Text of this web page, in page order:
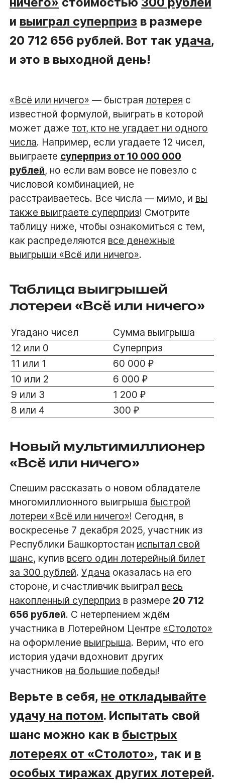
и выиграл суперприз в размере
20 712 656 рублей. Вот такудача,
и это в выходной день!
«Всё или ничего» — быстрая лотерея с
известной формулой, выиграть в которой
может даже тот, кто не угадает ни одного
числа. Например, если угадаете 12 чисел,
выиграете суперприз от 10 000 000
рублей, но если вам вовсе не повезло с
числовой комбинацией, не
расстраиваетесь. Все числа — мимо, и вы
также выиграете суперприз! Смотрите
таблицу ниже, чтобы ознакомиться с тем,
как распределяются все денежные
выигрыши «Всё или ничего».
Таблица выигрышей
лотереи «Всё или ничего»
Угадано чисел
Сумма выигрыша
12 или 0
Суперприз
11 или 1
60 000 ₽
10 или 2
6 000 ₽
9 или 3
1 200 ₽
8 или 4
300 ₽
Новый мультимиллионер
«Всё или ничего»
Спешим рассказать о новом обладателе
многомиллионного выигрыша быстрой
лотереи «Всё или ничего»! Сегодня, в
воскресенье 7 декабря 2025, участник из
Республики Башкортостан испытал свой
шанс, купив всего один лотерейный билет
за 300 рублей.Удача оказалась на его
стороне, и счастливчик выиграл весь
накопленный суперприз в размере 20 712
656 рублей. С нетерпением ждём
участника в Лотерейном Центре «Столото»
на оформление выигрыша. Верим, что его
история удачи вдохновит других
участников на большие победы!
Верьте в себя, не откладывайте
удачу на потом. Испытать свой
шанс можно как в быстрых
лотереях от «Столото», так и в
особых тиражах других лотерей.